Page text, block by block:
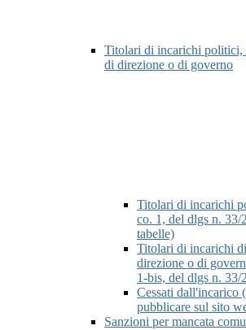
Titolari di incarichi politici,
di direzione o di governo
Titolari di incarichi
co. 1, del dlgs n. 33/
tabelle)
Titolari di incarichi
direzione o di
1-bis, del dlgs n. 33/
Cessati dall'incarico
pubblicare sul sito
Sanzioni per mancata